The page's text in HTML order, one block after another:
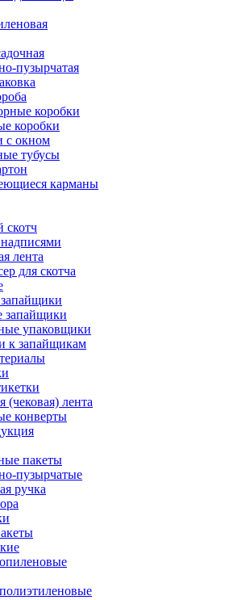
пузырчатая
коробки
коробки
с окном
тубусы
карманы
скотч
лента
для скотча
упаковщики
к запайщикам
(чековая) лента
конверты
пакеты
пузырчатые
ручка